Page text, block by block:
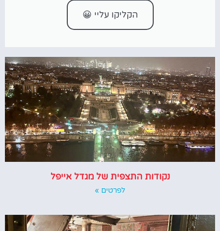
הקליקו עליי 😀
נקודות התצפית של מגדל אייפל
לפרטים »